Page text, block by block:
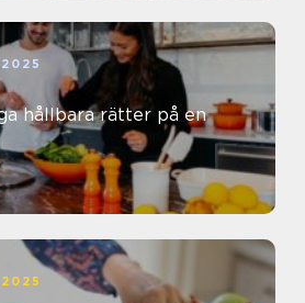
hållbara rätter på en